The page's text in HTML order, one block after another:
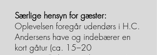
Særlige hensyn for gæster:
Oplevelsen foregår udendørs i H.C.
Andersens have og indebærer en
kort gåtur (ca. 15–20